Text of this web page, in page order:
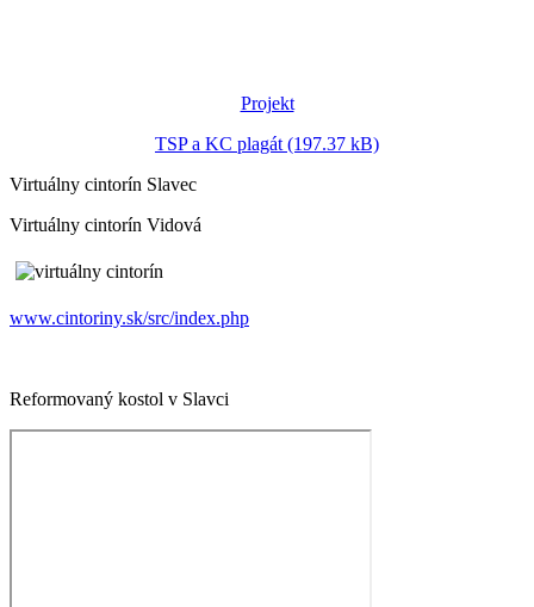
Projekt
TSP a KC plagát (197.37 kB)
Virtuálny cintorín Slavec
Virtuálny cintorín Vidová
www.cintoriny.sk/src/index.php
Reformovaný kostol v Slavci